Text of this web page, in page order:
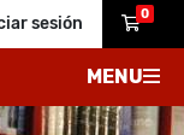
sesión 0
MENU